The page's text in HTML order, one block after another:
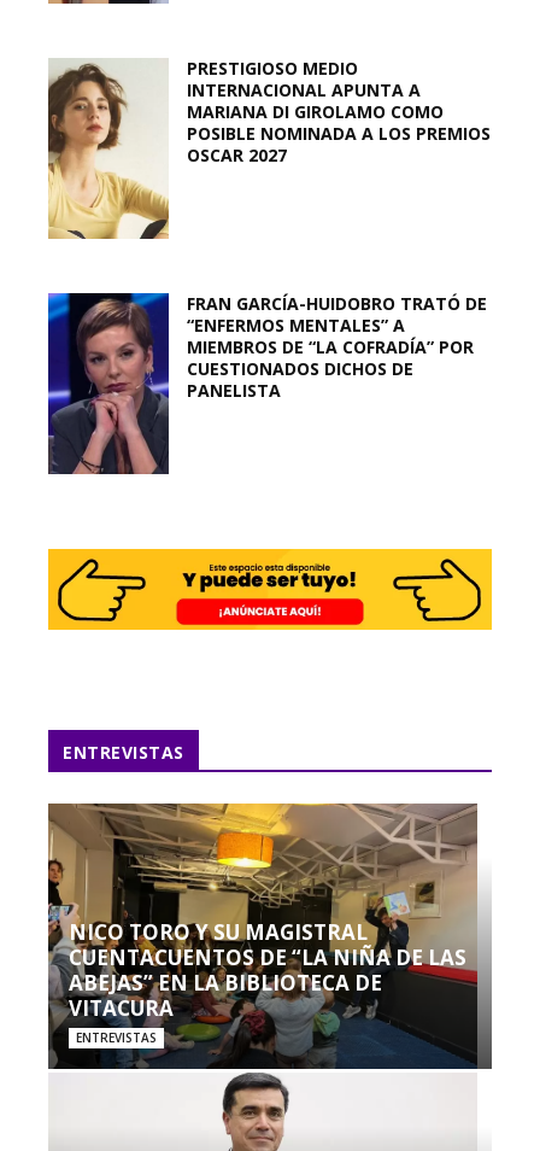
PRESTIGIOSO MEDIO
INTERNACIONAL APUNTA A
MARIANA DI GIROLAMO COMO
POSIBLE NOMINADA A LOS PREMIOS
OSCAR 2027
FRAN GARCÍA-HUIDOBRO TRATÓ DE
“ENFERMOS MENTALES” A
MIEMBROS DE “LA COFRADÍA” POR
CUESTIONADOS DICHOS DE
PANELISTA
ENTREVISTAS
NICO TORO Y SU MAGISTRAL
CUENTACUENTOS DE “LA NIÑA DE LAS
ABEJAS” EN LA BIBLIOTECA DE
VITACURA
ENTREVISTAS